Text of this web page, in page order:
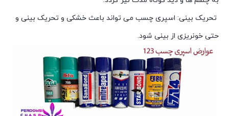
تحریک بینی: اسپری چسب می تواند باعث خشکی و تحریک بینی و
حتی خونریزی از بینی شود.